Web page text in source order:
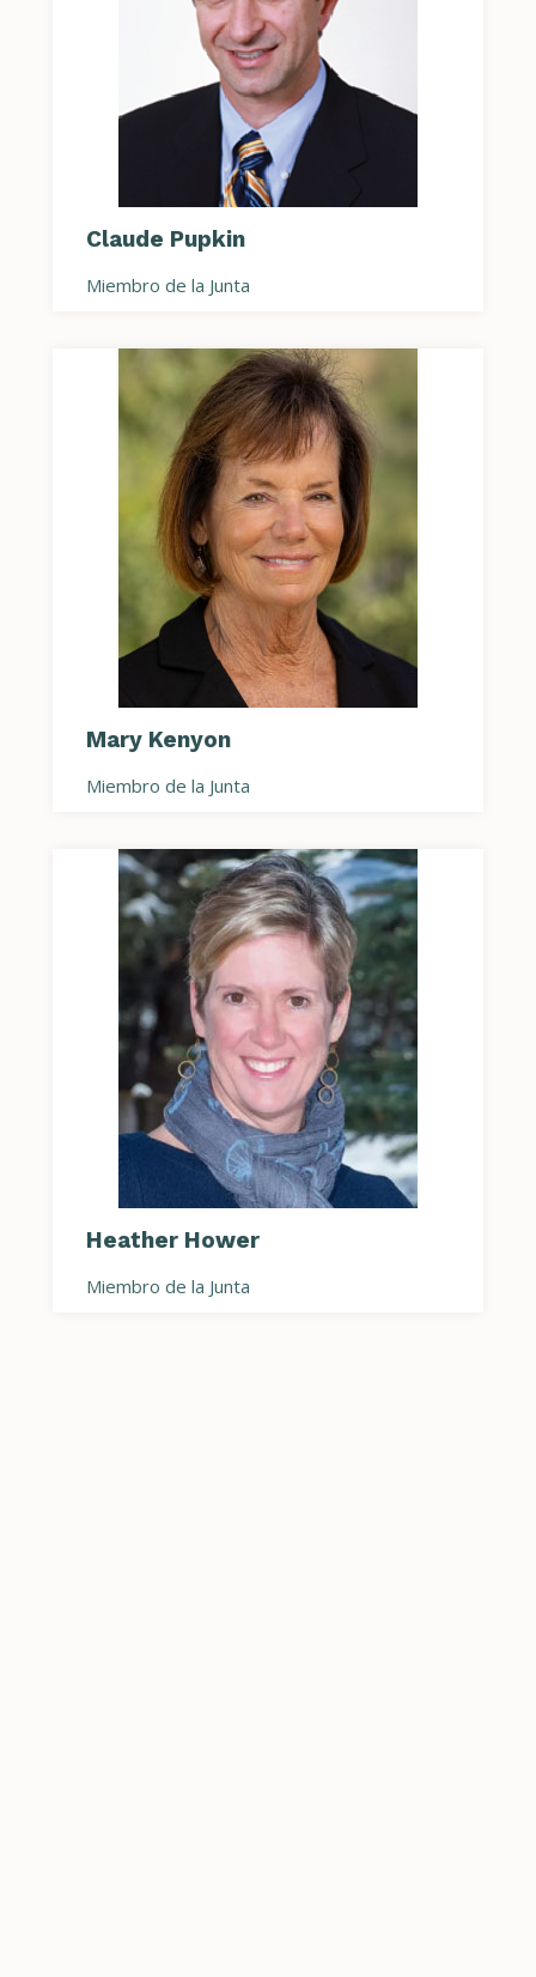
Claude Pupkin
Miembro de la Junta
Mary Kenyon
Miembro de la Junta
Heather Hower
Miembro de la Junta